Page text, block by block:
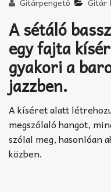
TABok
Improvizáció
A sétáló
egy fajta
gyakori a
jazzben.
A kíséret alatt
megszólaló hangot,
szólal meg, hasonlóan
közben.